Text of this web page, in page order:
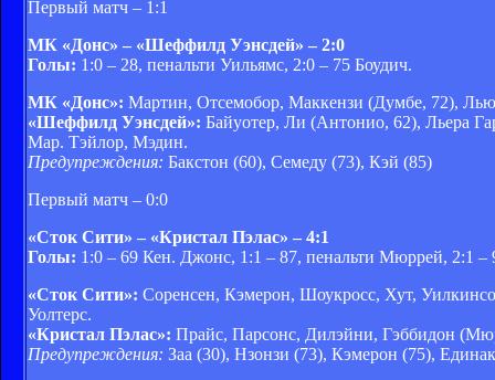
Первый матч – 1:1
МК «Донс» – «Шеффилд Уэнсдей» – 2:0
Голы: 1:0 – 28, пенальти Уильямс, 2:0 – 75 Боудич.
МК «Донс»: Мартин, Отсемобор, Маккензи (Думбе, 72),
«Шеффилд Уэнсдей»: Байуотер, Ли (Антонио, 62), Льера
Мар. Тэйлор, Мэдин.
Предупреждения: Бакстон (60), Семеду (73), Кэй (85)
Первый матч – 0:0
«Сток Сити» – «Кристал Пэлас» – 4:1
Голы: 1:0 – 69 Кен. Джонс, 1:1 – 87, пенальти Мюррей, 2:1 –
«Сток Сити»: Соренсен, Кэмерон, Шоукросс, Хут,
Уолтерс.
«Кристал Пэлас»: Прайс, Парсонс, Дилэйни, Гэббидон
Предупреждения: Заа (30), Нзонзи (73), Кэмерон (75),